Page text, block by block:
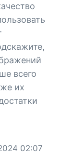
всего
их
02:07